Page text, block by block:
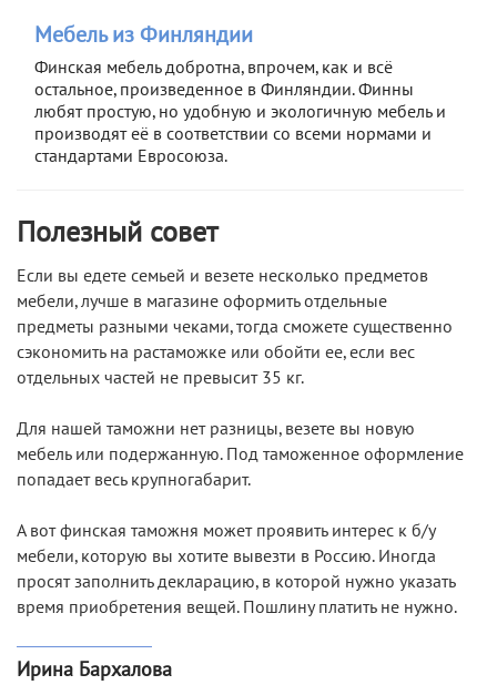
Мебель из Финляндии
Финская мебель добротна, впрочем, как и всё
остальное, произведенное в Финляндии. Финны
любят простую, но удобную и экологичную мебель и
производят её в соответствии со всеми нормами и
стандартами Евросоюза.
Полезный совет
Если вы едете семьей и везете несколько предметов
мебели, лучше в магазине оформить отдельные
предметы разными чеками, тогда сможете существенно
сэкономить на растаможке или обойти ее, если вес
отдельных частей не превысит 35 кг.
Для нашей таможни нет разницы, везете вы новую
мебель или подержанную. Под таможенное оформление
попадает весь крупногабарит.
A вот финская таможня может проявить интерес к б/у
мебели, которую вы хотите вывезти в Россию. Иногда
просят заполнить декларацию, в которой нужно указать
время приобретения вещей. Пошлину платить не нужно.
Ирина Бархалова